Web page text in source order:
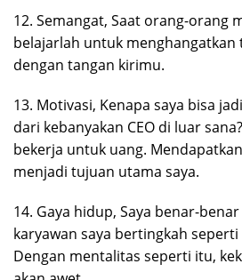
12. Semangat, Saat orang-orang
belajarlah untuk menghangatkan
dengan tangan kirimu.
13. Motivasi, Kenapa saya bisa
dari kebanyakan CEO di luar
bekerja untuk uang.
menjadi tujuan utama saya.
14. Gaya hidup, Saya benar-
karyawan saya bertingkah
Dengan mentalitas seperti itu,